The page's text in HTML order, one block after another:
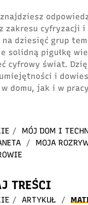
zakresu cyfryzacji i
na dziesięć grup
solidną pigułkę
cyfrowy świat.
i
domu, jak i w
/ MÓJ DOM I
/ MOJA
TREŚCI
/ ARTYKUŁ /